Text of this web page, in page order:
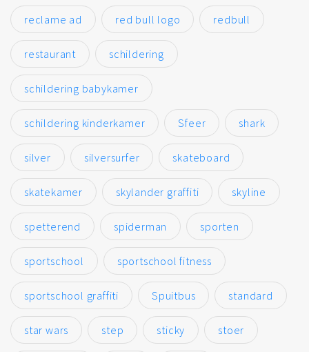
reclame ad red bull logo redbull
restaurant schildering
schildering babykamer
schildering kinderkamer Sfeer shark
silver silversurfer skateboard
skatekamer skylander graffiti skyline
spetterend spiderman sporten
sportschool sportschool fitness
sportschool graffiti Spuitbus standard
star wars step sticky stoer